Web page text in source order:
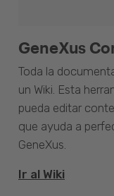
GeneXus
Toda la
un Wiki. Esta
pueda editar
que ayuda a
GeneXus.
Ir al Wiki